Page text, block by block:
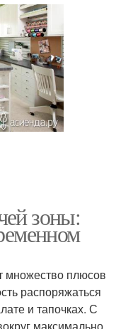
зоны:
множество плюсов
распоряжаться
и тапочках. С